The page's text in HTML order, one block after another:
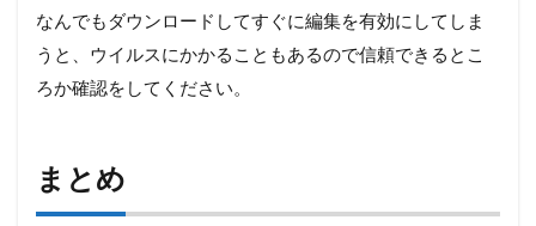
なんでもダウンロードしてすぐに編集を有効にしてしま
うと、ウイルスにかかることもあるので信頼できるとこ
ろか確認をしてください。
まとめ